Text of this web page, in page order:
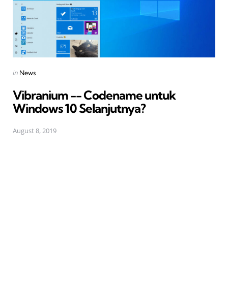
Posted
in News
Vibranium -- Codename untuk
Windows 10 Selanjutnya?
August 8, 2019